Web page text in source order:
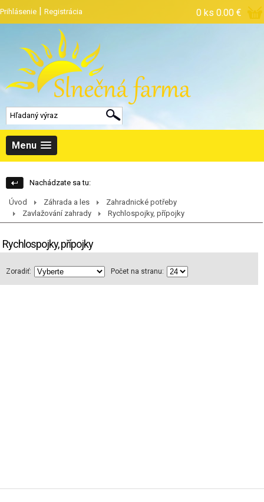
Prihlásenie | Registrácia 0 ks 0.00 €
Menu
Nachádzate sa tu:
Úvod Záhrada a les
Zahradnické potřeby
Zavlažování zahrady
Rychlospojky, přípojky
Rychlospojky, přípojky
Zoradiť: Počet na stranu: